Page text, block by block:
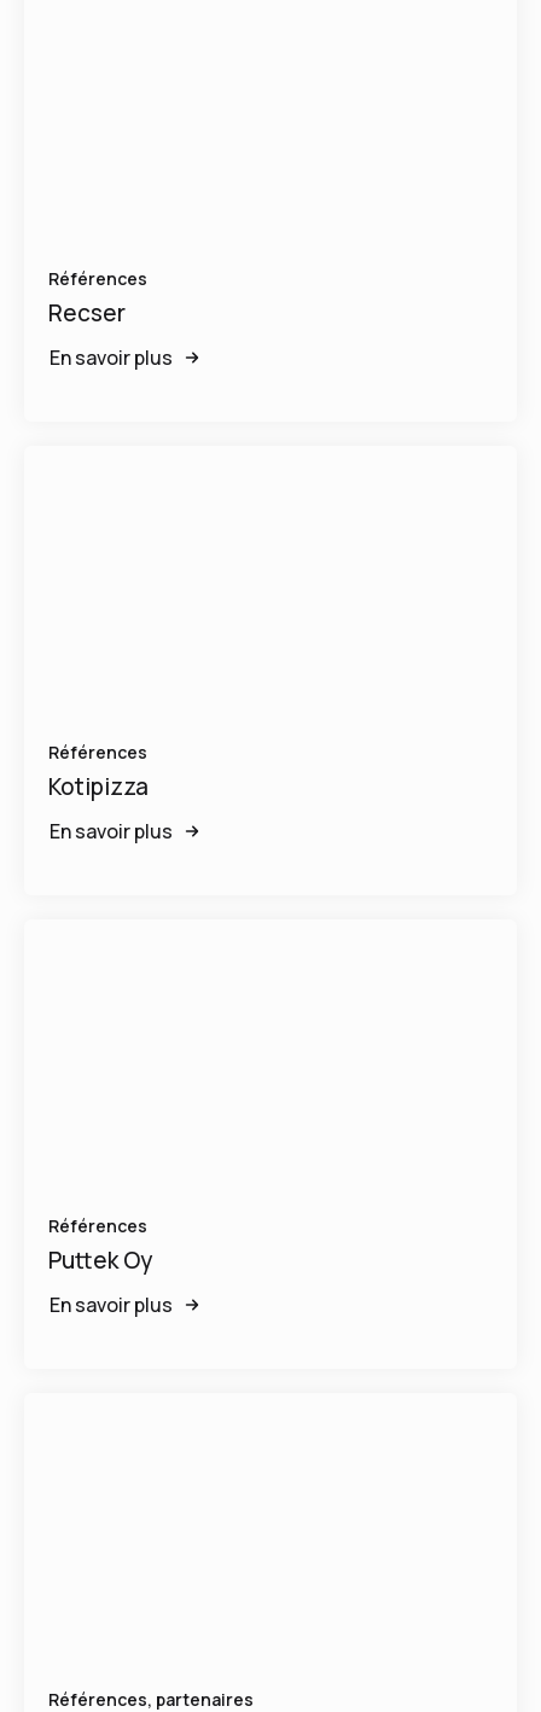
Références
Recser
En savoir plus
Références
Kotipizza
En savoir plus
Références
Puttek Oy
En savoir plus
Références, partenaires